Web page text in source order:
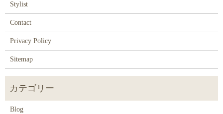
Stylist
Contact
Privacy Policy
Sitemap
Blog